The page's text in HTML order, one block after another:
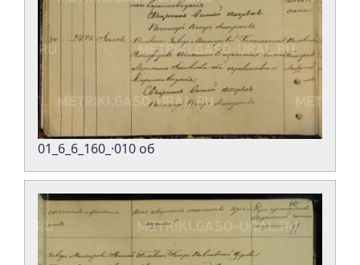
01_6_6_160_·010 об